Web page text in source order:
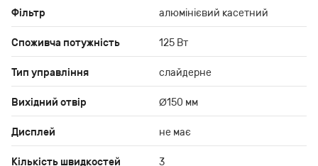
Фільтр алюмінієвий касетний
Споживча потужність 125 Вт
Тип управління слайдерне
Вихідний отвір Ø150 мм
Дисплей не має
Кількість швидкостей 3